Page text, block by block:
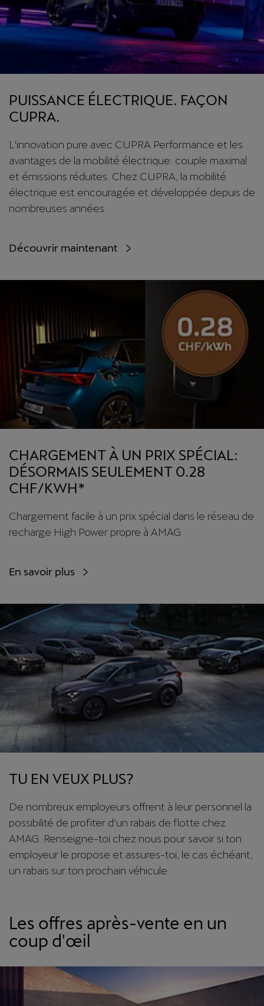
PUISSANCE ÉLECTRIQUE. FAÇON
CUPRA.
L'innovation pure avec CUPRA Performance et les
avantages de la mobilité électrique: couple maximal
et émissions réduites. Chez CUPRA, la mobilité
électrique est encouragée et développée depuis de
nombreuses années.
Découvrir maintenant
CHARGEMENT À UN PRIX SPÉCIAL:
DÉSORMAIS SEULEMENT 0.28
CHF/KWH*
Chargement facile à un prix spécial dans le réseau de
recharge High Power propre à AMAG.
En savoir plus
TU EN VEUX PLUS?
De nombreux employeurs offrent à leur personnel la
possibilité de profiter d’un rabais de flotte chez
AMAG. Renseigne-toi chez nous pour savoir si ton
employeur le propose et assures-toi, le cas échéant,
un rabais sur ton prochain véhicule.
Les offres après-vente en un
coup d'œil